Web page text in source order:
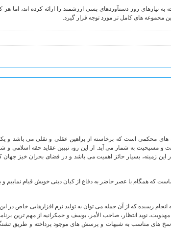
نیازهای روز دستآوردهای بسی ارزشمند را ارائه کرده اند، اما هر
مجموعه های کامل تر مورد توجه قرار گیرد.
های محکمی است که برخاسته از براهین عقلی و نقلی می باشد و
و مسیحیت به شمار می آید. از این رو، تبیین عقاید حقه اسلامی و
زمینه، بسیار حائز اهمیت می باشد و در فضای بحران خیز جهان
که همگام با عصر حاضر به دفاع از کیان دینی خویش قیام نماییم و با
رسیده که از آن جمله می توان به تولید نرم افزارهایی خاص در این
نوید انتظار، صاحب الأمر، یوسف و جمکرانیه از مهم ترین
های مناسب به شبهات و پرسش های موجود پرداخته و طریق